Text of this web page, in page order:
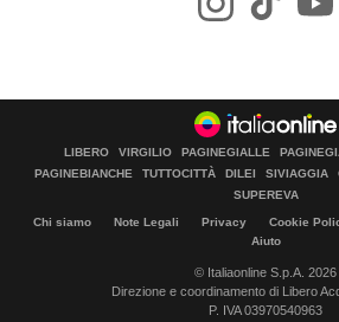
LIBERO VIRGILIO PAGINEGIALLE
PAGINEBIANCHE
TUTTOCITTÀ DILEI SIVIAGGIA
SUPEREVA
Chi siamo Note Legali Privacy Cookie
Aiuto
© Italiaonline S.p.A. 2026
Direzione e coordinamento di Libero
P. IVA 03970540963